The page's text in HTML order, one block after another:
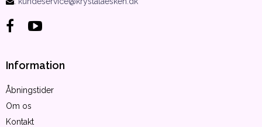
Information
Åbningstider
Om os
Kontakt